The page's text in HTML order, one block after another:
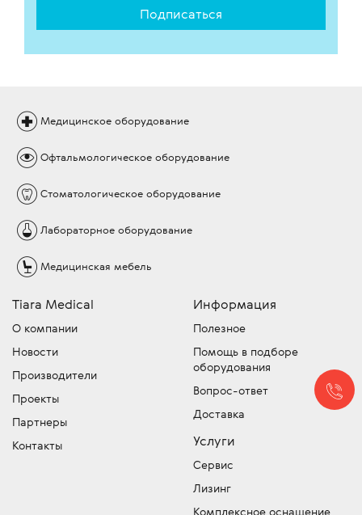
Подписаться
Медицинское оборудование
Офтальмологическое оборудование
Стоматологическое оборудование
Лабораторное оборудование
Медицинская мебель
Tiara Medical
О компании
Новости
Производители
Проекты
Партнеры
Контакты
Информация
Полезное
Помощь в подборе
оборудования
Вопрос-ответ
Доставка
Услуги
Сервис
Лизинг
Комплексное оснащение